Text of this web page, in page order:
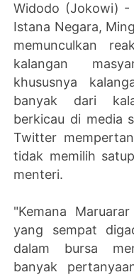
Widodo (Jokowi) -
Istana Negara,
memunculkan
kalangan
khususnya
banyak dari
berkicau di media
Twitter
tidak memilih
menteri.
"Kemana
yang sempat
dalam bursa
banyak